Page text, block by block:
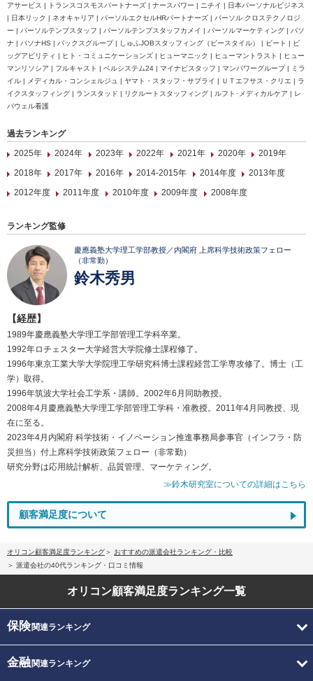
アサービス | トランスコスモスパートナーズ | ナースパワー | ニチイ | 日本パーソナルビジネス
| 日本リック | ネオキャリア | パーソルエクセルHRパートナーズ | パーソル クロステクノロジ
ー | パーソルテンプスタッフ | パーソルテンプスタッフカメイ | パーソルマーケティング | パソ
ナ | パソナHS | バックスグループ | しゅふJOBスタッフィング（ビースタイル） | ビート | ビ
ッグアビリティ | ヒト・コミュニケーションズ | ヒューマニック | ヒューマントラスト | ヒュー
マンリソシア | フルキャスト | ベルシステム24 | マイナビスタッフ | マンパワーグループ | ミラ
イル | メディカル・コンシェルジュ | ヤマト・スタッフ・サプライ | ＵＴエフサス・クリエ | ラ
イクスタッフィング | ランスタッド | リクルートスタッフィング | ルフト･メディカルケア | レ
バウェル看護
過去ランキング
2025年
2024年 2023年 2022年 2021年 2020年
2019年
2018年
2017年 2016年 2014-2015年 2014年度
2013年度
2012年度
2011年度 2010年度 2009年度 2008年度
ランキング監修
慶應義塾大学理工学部教授／内閣府 上席科学技術政策フェロー
（非常勤）
鈴木秀男
【経歴】
1989年慶應義塾大学理工学部管理工学科卒業。
1992年ロチェスター大学経営大学院修士課程修了。
1996年東京工業大学大学院理工学研究科博士課程経営工学専攻修了。博士（工
学）取得。
1996年筑波大学社会工学系・講師。2002年6月同助教授。
2008年4月慶應義塾大学理工学部管理工学科・准教授。2011年4月同教授、現
在に至る。
2023年4月内閣府 科学技術・イノベーション推進事務局参事官（インフラ・防
災担当）付上席科学技術政策フェロー（非常勤）
研究分野は応用統計解析、品質管理、マーケティング。
≫鈴木研究室についての詳細はこちら
顧客満足度について
オリコン顧客満足度ランキング
おすすめの派遣会社ランキング・比較
派遣会社の40代ランキング・口コミ情報
オリコン顧客満足度ランキング一覧
保険関連ランキング
金融関連ランキング